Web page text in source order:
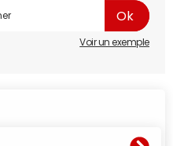
Voir un exemple